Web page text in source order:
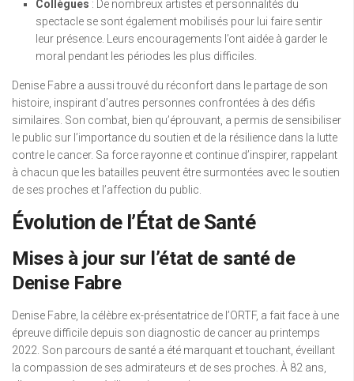
Collègues : De nombreux artistes et personnalités du
spectacle se sont également mobilisés pour lui faire sentir
leur présence. Leurs encouragements l’ont aidée à garder le
moral pendant les périodes les plus difficiles.
Denise Fabre a aussi trouvé du réconfort dans le partage de son
histoire, inspirant d’autres personnes confrontées à des défis
similaires. Son combat, bien qu’éprouvant, a permis de sensibiliser
le public sur l’importance du soutien et de la résilience dans la lutte
contre le cancer. Sa force rayonne et continue d’inspirer, rappelant
à chacun que les batailles peuvent être surmontées avec le soutien
de ses proches et l’affection du public.
Évolution de l’État de Santé
Mises à jour sur l’état de santé de
Denise Fabre
Denise Fabre, la célèbre ex-présentatrice de l’ORTF, a fait face à une
épreuve difficile depuis son diagnostic de cancer au printemps
2022. Son parcours de santé a été marquant et touchant, éveillant
la compassion de ses admirateurs et de ses proches. À 82 ans,